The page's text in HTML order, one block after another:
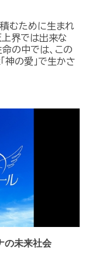
積むために生まれ
上界では出来な
の中では、この
神の愛」で生かさ
の未来社会